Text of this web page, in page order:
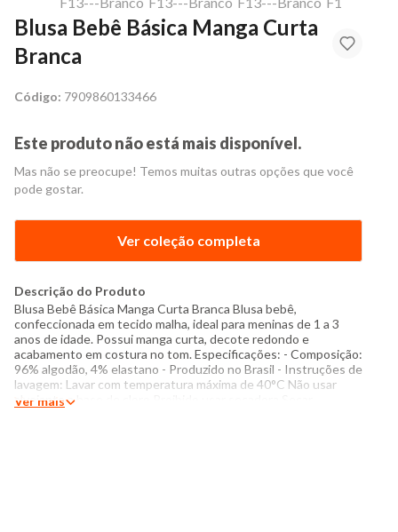
Blusa Bebê Básica Manga Curta
Branca
Código: 7909860133466
Este produto não está mais disponível.
Mas não se preocupe! Temos muitas outras opções que você
pode gostar.
Ver coleção completa
Descrição do Produto
Blusa Bebê Básica Manga Curta Branca Blusa bebê,
confeccionada em tecido malha, ideal para meninas de 1 a 3
anos de idade. Possui manga curta, decote redondo e
acabamento em costura no tom. Especificações: - Composição:
96% algodão, 4% elastano - Produzido no Brasil - Instruções de
lavagem: Lavar com temperatura máxima de 40°C Não usar
alvejante a base de cloro Proibido usar secadora Secar
Ver mais